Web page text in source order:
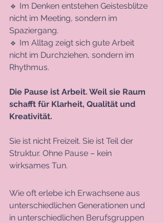
🔹 Im Denken entstehen Geistesblitze
nicht im Meeting, sondern im
Spaziergang.
🔹 Im Alltag zeigt sich gute Arbeit
nicht im Durchziehen, sondern im
Rhythmus.
Die Pause ist Arbeit. Weil sie Raum
schafft für Klarheit, Qualität und
Kreativität.
Sie ist nicht Freizeit. Sie ist Teil der
Struktur. Ohne Pause – kein
wirksames Tun.
Wie oft erlebe ich Erwachsene aus
unterschiedlichen Generationen und
in unterschiedlichen Berufsgruppen